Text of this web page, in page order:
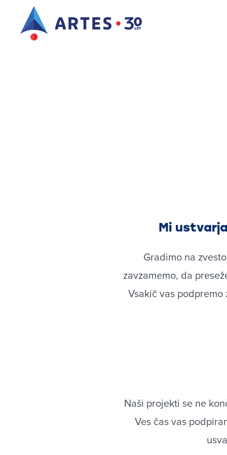
Mi
Gradimo na
zavzamemo, da
Vsakič vas
Naši projekti se ne
Ves čas vas